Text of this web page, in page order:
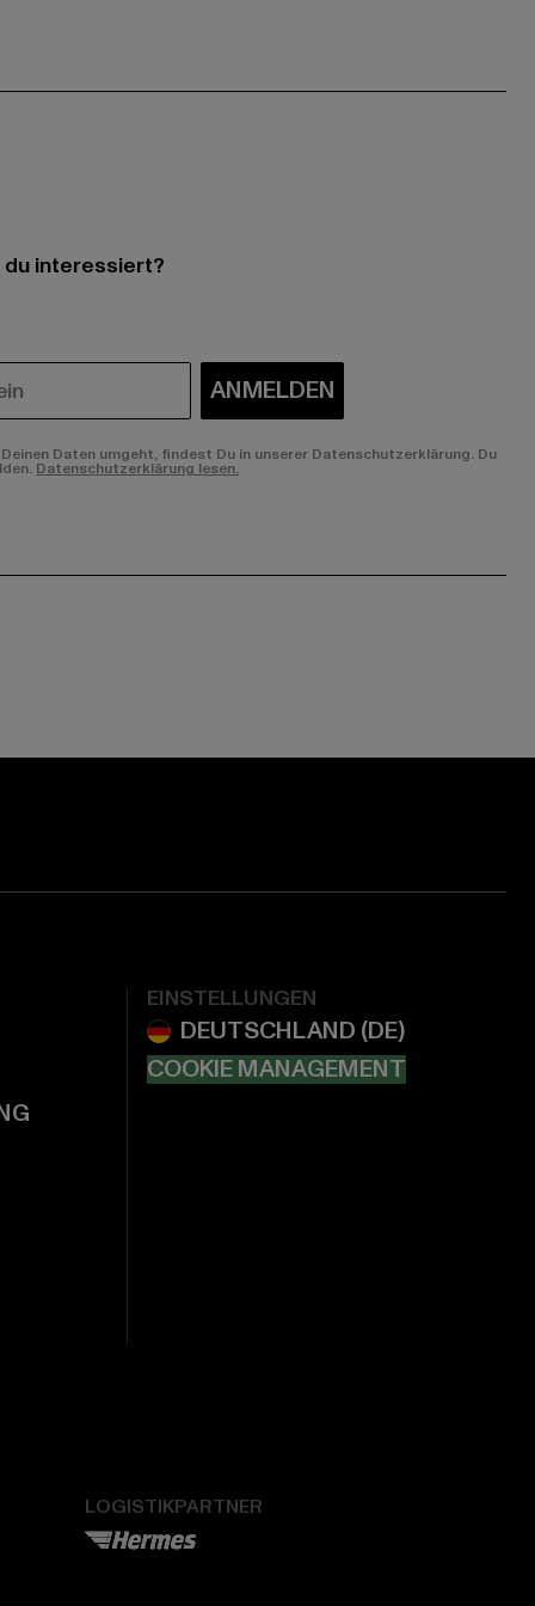
interessiert?
ANMELDEN
Daten umgeht, findest Du in unserer Datenschutzerklärung. Du
Datenschutzerklärung lesen.
EINSTELLUNGEN
COOKIE MANAGEMENT
LOGISTIKPARTNER